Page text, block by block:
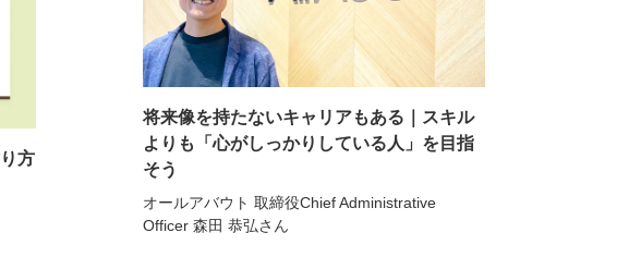
方
将来像を持たないキャリアもある｜スキル
よりも「心がしっかりしている人」を目指
そう
オールアバウト 取締役Chief Administrative
Officer 森田 恭弘さん